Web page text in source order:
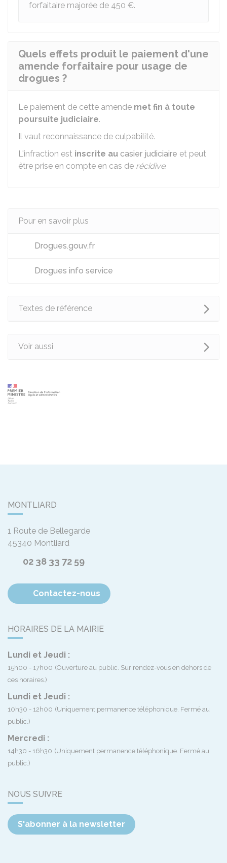
forfaitaire majorée de 450 €.
Quels effets produit le paiement d'une
amende forfaitaire pour usage de
drogues ?
Le paiement de cette amende met fin à toute
poursuite judiciaire.
Il vaut reconnaissance de culpabilité.
L'infraction est inscrite au casier judiciaire et peut
être prise en compte en cas de récidive.
Pour en savoir plus
Drogues.gouv.fr
Drogues info service
Textes de référence
Voir aussi
MONTLIARD
1 Route de Bellegarde
45340 Montliard
02 38 33 72 59
Contactez-nous
HORAIRES DE LA MAIRIE
Lundi et Jeudi :
15h00 - 17h00 (Ouverture au public. Sur rendez-vous en dehors de
ces horaires.)
Lundi et Jeudi :
10h30 - 12h00 (Uniquement permanence téléphonique. Fermé au
public.)
Mercredi :
14h30 - 16h30 (Uniquement permanence téléphonique. Fermé au
public.)
NOUS SUIVRE
S'abonner à la newsletter